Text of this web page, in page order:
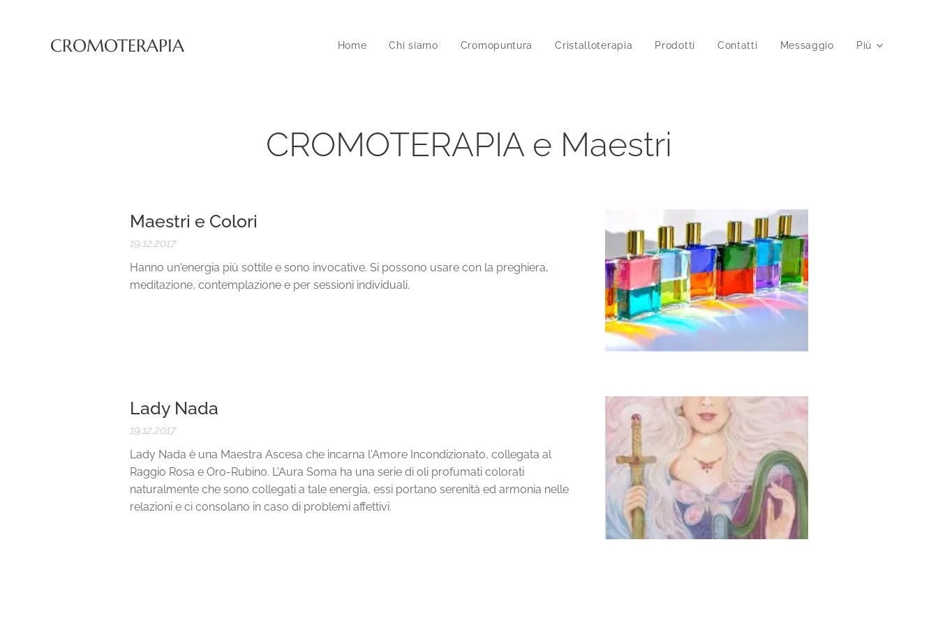
CROMOTERAPIA Home Chi siamo Cromopuntura Cristalloterapia Prodotti Contatti Messaggio Più
CROMOTERAPIA e Maestri
Maestri e Colori
19.12.2017
Hanno un'energia più sottile e sono invocative. Si possono usare con la preghiera,
meditazione, contemplazione e per sessioni individuali.
Lady Nada
19.12.2017
Lady Nada è una Maestra Ascesa che incarna l'Amore Incondizionato, collegata al
Raggio Rosa e Oro-Rubino. L'Aura Soma ha una serie di oli profumati colorati
naturalmente che sono collegati a tale energia, essi portano serenità ed armonia nelle
relazioni e ci consolano in caso di problemi affettivi.